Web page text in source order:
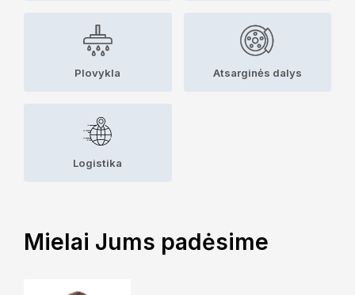
Plovykla Atsarginės dalys
Logistika
Mielai Jums padėsime